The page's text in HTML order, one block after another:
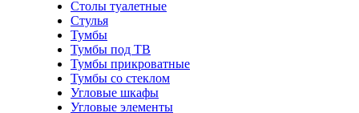
Столы туалетные
Стулья
Тумбы
Тумбы под ТВ
Тумбы прикроватные
Тумбы со стеклом
Угловые шкафы
Угловые элементы